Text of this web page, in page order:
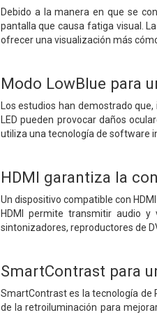
Debido a la manera en que se
pantalla que causa fatiga visual.
ofrecer una visualización más
Modo LowBlue para
Los estudios han demostrado
LED pueden provocar daños
utiliza una tecnología de software
HDMI garantiza la
Un dispositivo compatible con
HDMI permite transmitir audio
sintonizadores, reproductores de
SmartContrast para
SmartContrast es la tecnología de
de la retroiluminación para